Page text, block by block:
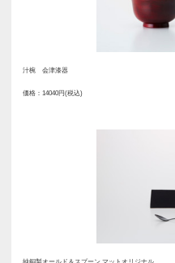
ンやサイズ感
だけでなく、
るというコン
製品なのだそ
くものがあ
身の経験と発
は静岡の伝統